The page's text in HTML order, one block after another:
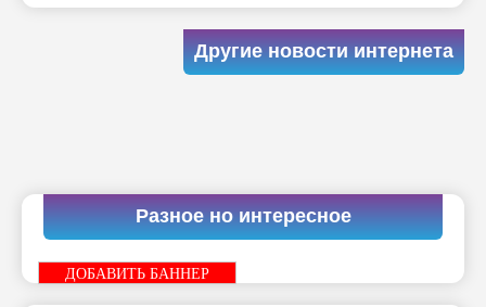
Другие новости интернета
Разное но интересное
ДОБАВИТЬ БАННЕР